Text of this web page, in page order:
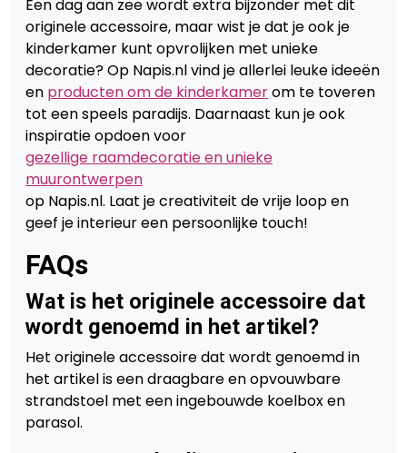
Een dag aan zee wordt extra bijzonder met dit
originele accessoire, maar wist je dat je ook je
kinderkamer kunt opvrolijken met unieke
decoratie? Op Napis.nl vind je allerlei leuke ideeën
en producten om de kinderkamerom te toveren
tot een speels paradijs. Daarnaast kun je ook
inspiratie opdoen voor
gezellige raamdecoratie en unieke
muurontwerpen
op Napis.nl. Laat je creativiteit de vrije loop en
geef je interieur een persoonlijke touch!
FAQs
Wat is het originele accessoire dat
wordt genoemd in het artikel?
Het originele accessoire dat wordt genoemd in
het artikel is een draagbare en opvouwbare
strandstoel met een ingebouwde koelbox en
parasol.